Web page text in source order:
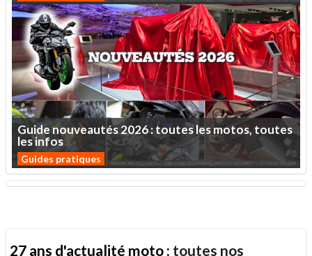
Guidenouveautés2026:touteslesmotos,toutes
lesinfos
Guides pratiques
27 ans d'actualité moto : toutes nos